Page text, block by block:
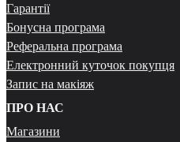
Гарантії
Бонусна програма
Реферальна програма
Електронний куточок покупця
Запис на макіяж
ПРО НАС
Магазини